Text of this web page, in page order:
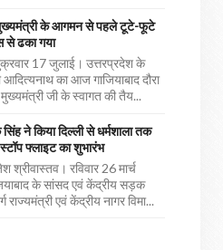
मुख्यमंत्री के आगमन से पहले टूटे-फूटे
से ढका गया
17 जुलाई। उत्तरप्रदेश के
आदित्यनाथ का आज गाजियाबाद दौरा
जी के स्वागत की तैय...
ने किया दिल्ली से धर्मशाला तक
फ्लाइट का शुभारंभ
श्रीवास्तव। रविवार 26 मार्च
के सांसद एवं केंद्रीय सड़क
राज्यमंत्री एवं केंद्रीय नागर विमा...